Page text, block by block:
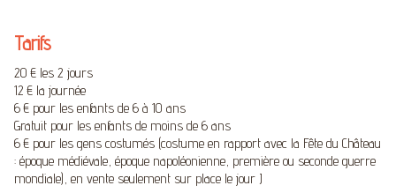
Tarifs
20 € les 2 jours
12 € la journée
6 € pour les enfants de 6 à 10 ans
Gratuit pour les enfants de moins de 6 ans
6 € pour les gens costumés (costume en rapport avec la Fête du Château
: époque médiévale, époque napoléonienne, première ou seconde guerre
mondiale), en vente seulement sur place le jour J